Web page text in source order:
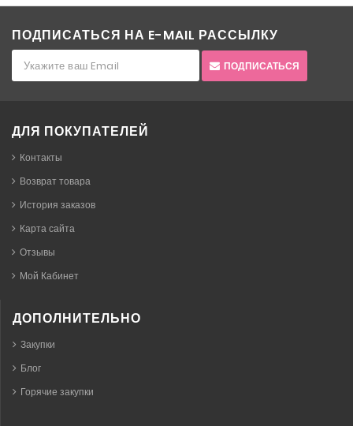
ПОДПИСАТЬСЯ НА E-MAIL РАССЫЛКУ
ПОДПИСАТЬСЯ
ДЛЯ ПОКУПАТЕЛЕЙ
Контакты
Возврат товара
История заказов
Карта сайта
Отзывы
Мой Кабинет
ДОПОЛНИТЕЛЬНО
Закупки
Блог
Горячие закупки